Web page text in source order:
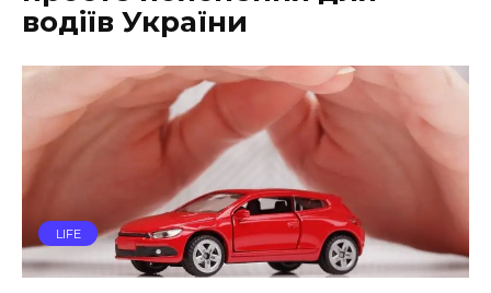
водіїв України
LIFE